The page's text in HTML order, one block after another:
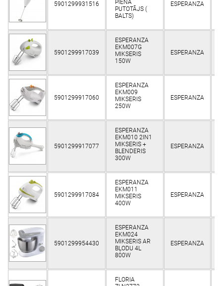
5901299931516
PIENA
PUTOTĀJS (
BALTS)
ESPERANZA
5901299917039
ESPERANZA
EKM007G
MIKSERIS
150W
ESPERANZA
5901299917060
ESPERANZA
EKM009
MIKSERIS
250W
ESPERANZA
5901299917077
ESPERANZA
EKM010 2IN1
MIKSERIS +
BLENDERIS
300W
ESPERANZA
5901299917084
ESPERANZA
EKM011
MIKSERIS
400W
ESPERANZA
5901299954430
ESPERANZA
EKM024
MIKSERIS AR
BĻODU 4L
800W
ESPERANZA
FLORIA